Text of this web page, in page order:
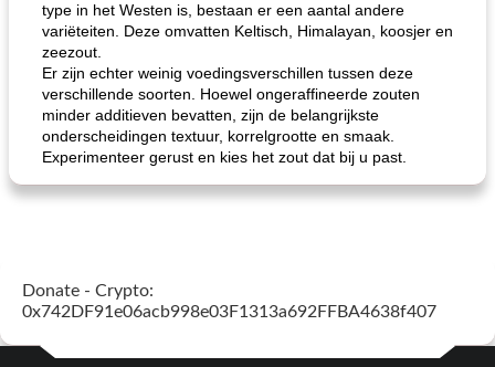
type in het Westen is, bestaan ​​er een aantal andere
variëteiten. Deze omvatten Keltisch, Himalayan, koosjer en
zeezout.
Er zijn echter weinig voedingsverschillen tussen deze
verschillende soorten. Hoewel ongeraffineerde zouten
minder additieven bevatten, zijn de belangrijkste
onderscheidingen textuur, korrelgrootte en smaak.
Experimenteer gerust en kies het zout dat bij u past.
Donate - Crypto:
0x742DF91e06acb998e03F1313a692FFBA4638f407